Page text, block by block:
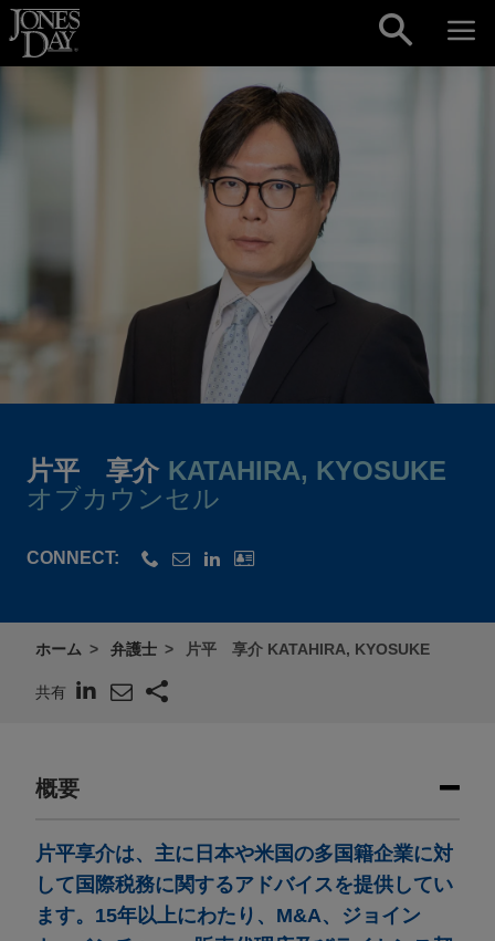
Skip to content
片平 享介 KATAHIRA, KYOSUKE
オブカウンセル
CONNECT:
ホーム 弁護士 片平 享介 KATAHIRA, KYOSUKE
共有
概要
片平享介は、主に日本や米国の多国籍企業に対
して国際税務に関するアドバイスを提供してい
ます。15年以上にわたり、M&A、ジョイン